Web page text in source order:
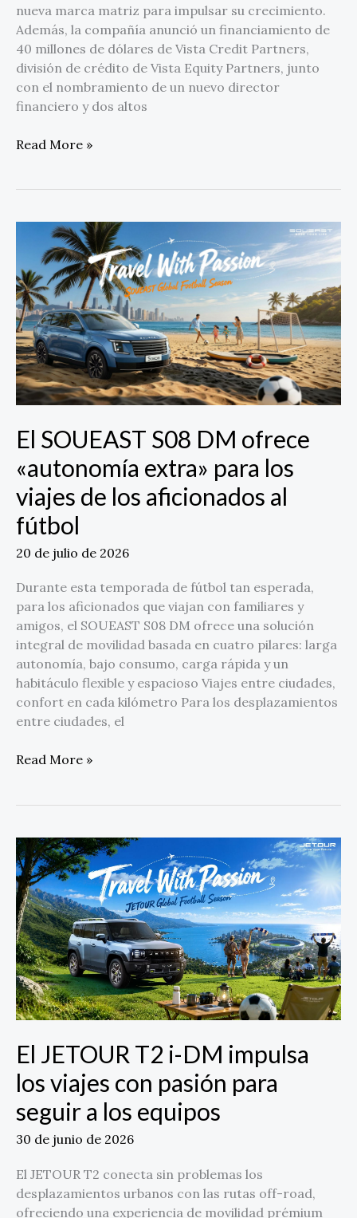
nueva marca matriz para impulsar su crecimiento.
Además, la compañía anunció un financiamiento de
40 millones de dólares de Vista Credit Partners,
división de crédito de Vista Equity Partners, junto
con el nombramiento de un nuevo director
financiero y dos altos
Read More »
El SOUEAST S08 DM ofrece
«autonomía extra» para los
viajes de los aficionados al
fútbol
20 de julio de 2026
Durante esta temporada de fútbol tan esperada,
para los aficionados que viajan con familiares y
amigos, el SOUEAST S08 DM ofrece una solución
integral de movilidad basada en cuatro pilares: larga
autonomía, bajo consumo, carga rápida y un
habitáculo flexible y espacioso Viajes entre ciudades,
confort en cada kilómetro Para los desplazamientos
entre ciudades, el
SOUEAST
S08
DM
ofrece
«autonomía
extra»
para
los
viajes
los
aficionados
al
fútbol
Read More »
El JETOUR T2 i-DM impulsa
los viajes con pasión para
seguir a los equipos
30 de junio de 2026
El JETOUR T2 conecta sin problemas los
desplazamientos urbanos con las rutas off-road,
ofreciendo una experiencia de movilidad prémium
El
JETOUR
T2
i-
DM
impulsa
los
viajes
con
pasión
seguir
a
los
equipos